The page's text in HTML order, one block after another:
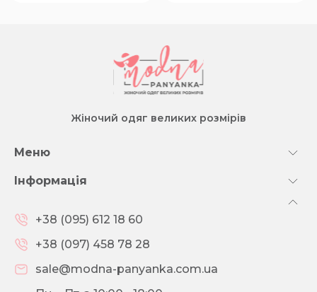
Жіночий одяг великих розмірів
Меню
Інформація
+38 (095) 612 18 60
+38 (097) 458 78 28
sale@modna-panyanka.com.ua